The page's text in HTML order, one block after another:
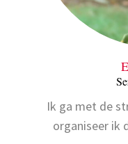
Ik ga met de
organiseer ik